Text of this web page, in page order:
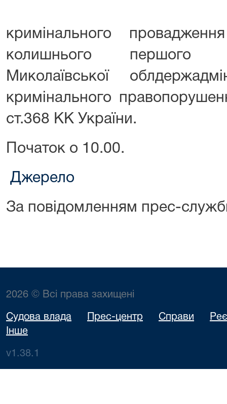
кримінального
колишнього першого
Миколаївської
кримінального
ст.368 КК України.
Початок о 10.00.
Джерело
За повідомленням прес-
2026 © Всі права захищені
Судова влада Прес-центр Справи
Інше
v1.38.1